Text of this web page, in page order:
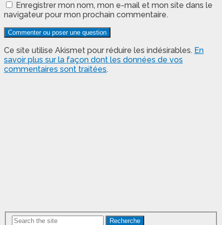
Enregistrer mon nom, mon e-mail et mon site dans le
navigateur pour mon prochain commentaire.
Ce site utilise Akismet pour réduire les indésirables. En
savoir plus sur la façon dont les données de vos
commentaires sont traitées.
Recherche